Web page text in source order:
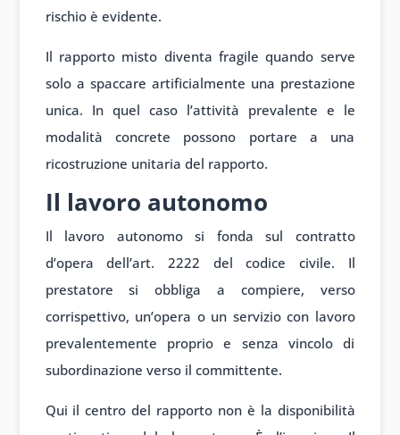
rischio è evidente.
Il rapporto misto diventa fragile quando serve
solo a spaccare artificialmente una prestazione
unica. In quel caso l’attività prevalente e le
modalità concrete possono portare a una
ricostruzione unitaria del rapporto.
Il lavoro autonomo
Il lavoro autonomo si fonda sul contratto
d’opera dell’art. 2222 del codice civile. Il
prestatore si obbliga a compiere, verso
corrispettivo, un’opera o un servizio con lavoro
prevalentemente proprio e senza vincolo di
subordinazione verso il committente.
Qui il centro del rapporto non è la disponibilità